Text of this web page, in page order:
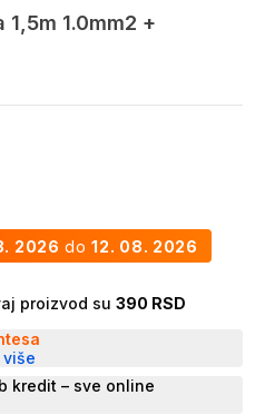
1.0mm2 +
2026 do 12. 08. 2026
proizvod su 390 RSD
kredit – sve online